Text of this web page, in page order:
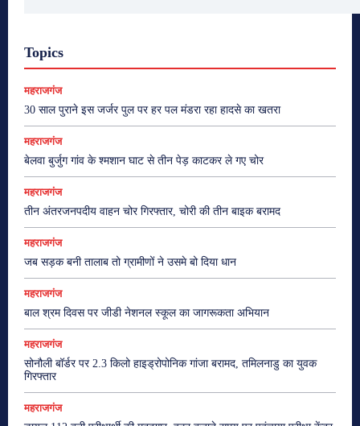
Topics
महराजगंज
30 साल पुराने इस जर्जर पुल पर हर पल मंडरा रहा हादसे का खतरा
महराजगंज
बेलवा बुर्जुग गांव के श्मशान घाट से तीन पेड़ काटकर ले गए चोर
महराजगंज
तीन अंतरजनपदीय वाहन चोर गिरफ्तार, चोरी की तीन बाइक बरामद
महराजगंज
जब सड़क बनी तालाब तो ग्रामीणों ने उसमे बो दिया धान
महराजगंज
बाल श्रम दिवस पर जीडी नेशनल स्कूल का जागरूकता अभियान
महराजगंज
सोनौली बॉर्डर पर 2.3 किलो हाइड्रोपोनिक गांजा बरामद, तमिलनाडु का युवक
गिरफ्तार
महराजगंज